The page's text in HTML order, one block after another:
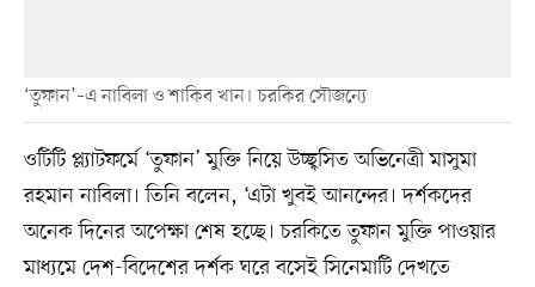
‘তুফান’–এ নাবিলা ও শাকিব খান। চরকির সৌজন্যে
ওটিটি প্ল্যাটফর্মে ‘তুফান’ মুক্তি নিয়ে উচ্ছ্বসিত অভিনেত্রী মাসুমা
রহমান নাবিলা। তিনি বলেন, ‘এটা খুবই আনন্দের। দর্শকদের
অনেক দিনের অপেক্ষা শেষ হচ্ছে। চরকিতে তুফান মুক্তি পাওয়ার
মাধ্যমে দেশ-বিদেশের দর্শক ঘরে বসেই সিনেমাটি দেখতে